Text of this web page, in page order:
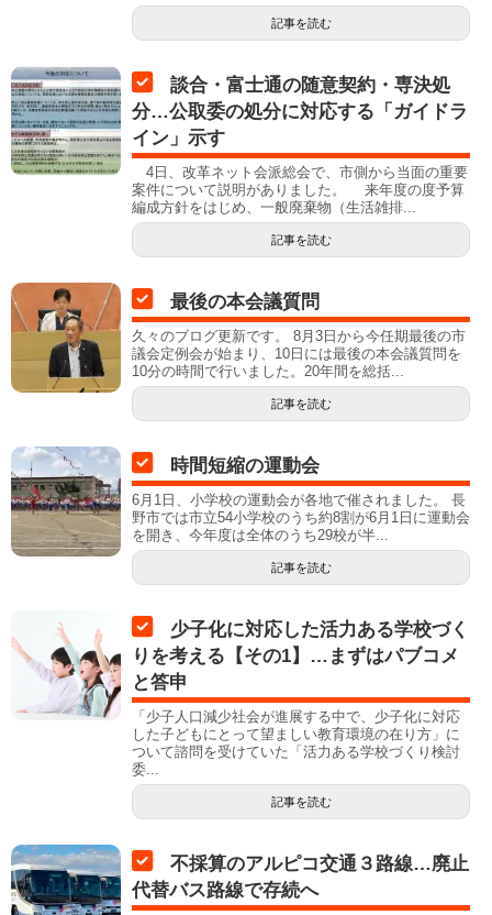
記事を読む
談合・富士通の随意契約・専決処
分…公取委の処分に対応する「ガイドラ
イン」示す
4日、改革ネット会派総会で、市側から当面の重要
案件について説明がありました。 来年度の度予算
編成方針をはじめ、一般廃棄物（生活雑排...
記事を読む
最後の本会議質問
久々のブログ更新です。 8月3日から今任期最後の市
議会定例会が始まり、10日には最後の本会議質問を
10分の時間で行いました。20年間を総括...
記事を読む
時間短縮の運動会
6月1日、小学校の運動会が各地で催されました。 長
野市では市立54小学校のうち約8割が6月1日に運動会
を開き、今年度は全体のうち29校が半...
記事を読む
少子化に対応した活力ある学校づく
りを考える【その1】…まずはパブコメ
と答申
「少子人口減少社会が進展する中で、少子化に対応
した子どもにとって望ましい教育環境の在り方」に
ついて諮問を受けていた「活力ある学校づくり検討
委...
記事を読む
不採算のアルピコ交通３路線…廃止
代替バス路線で存続へ